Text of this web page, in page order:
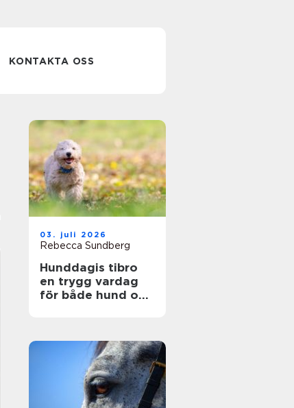
KONTAKTA OSS
03. juli 2026
Rebecca Sundberg
Hunddagis tibro
en trygg vardag
för både hund och